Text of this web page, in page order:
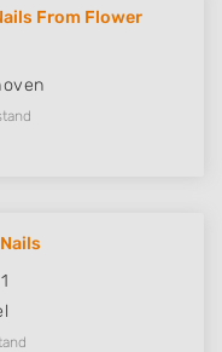
From Flower